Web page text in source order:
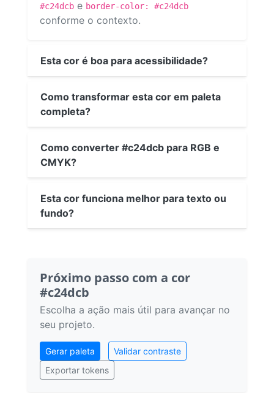
#c24dcb e border-color: #c24dcb
conforme o contexto.
Esta cor é boa para acessibilidade?
Como transformar esta cor em paleta
completa?
Como converter #c24dcb para RGB e
CMYK?
Esta cor funciona melhor para texto ou
fundo?
Próximo passo com a cor
#c24dcb
Escolha a ação mais útil para avançar no
seu projeto.
Gerar paleta
Validar contraste
Exportar tokens